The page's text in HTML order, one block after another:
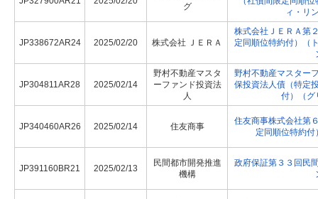
グ
ィ・リ
JP338672AR24 2025/02/20 株式会社 ＪＥＲＡ
株式会社ＪＥＲＡ第
定同順位特約付）（
JP304811AR28 2025/02/14
野村不動産マスタ
ーファンド投資法
人
野村不動産マスター
保投資法人債（特定
付）（グ
JP340460AR26 2025/02/14 住友商事
住友商事株式会社第
定同順位特約
JP391160BR21 2025/02/13
民間都市開発推進
機構
政府保証第３３回民